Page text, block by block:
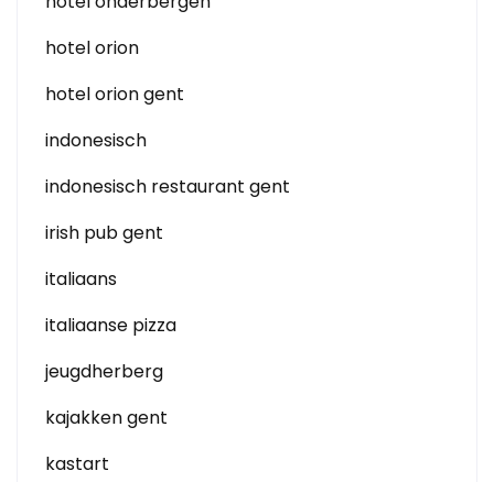
hotel orion
hotel orion gent
indonesisch
indonesisch restaurant gent
irish pub gent
italiaans
italiaanse pizza
jeugdherberg
kajakken gent
kastart